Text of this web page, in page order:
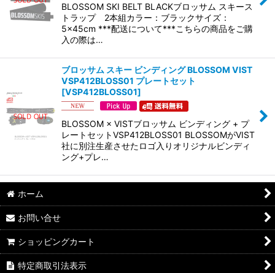
BLOSSOM SKI BELT BLACKブロッサム スキース
トラップ 2本組カラー：ブラックサイズ：
5×45cm ***配送について***こちらの商品をご購
入の際は…
ブロッサム スキー ビンディング BLOSSOM VIST
VSP412BLOSS01 プレートセット
[VSP412BLOSS01]
BLOSSOM × VISTブロッサム ビンディング + プ
レートセットVSP412BLOSS01 BLOSSOMがVIST
社に別注生産させたロゴ入りオリジナルビンディ
ング+プレ…
ホーム
お問い合せ
ショッピングカート
特定商取引法表示